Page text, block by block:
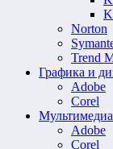
Norton
Trend
Графика и
Adobe
Corel
Мультимедиа
Adobe
Corel